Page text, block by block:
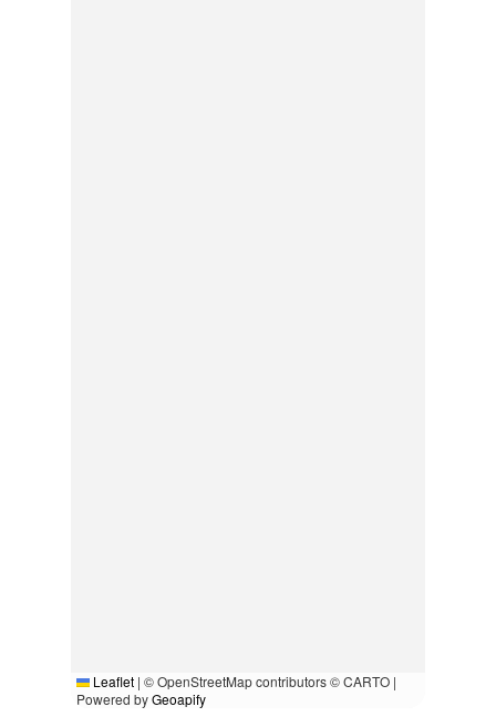
Leaflet | © OpenStreetMap contributors © CARTO |
Powered byGeoapify